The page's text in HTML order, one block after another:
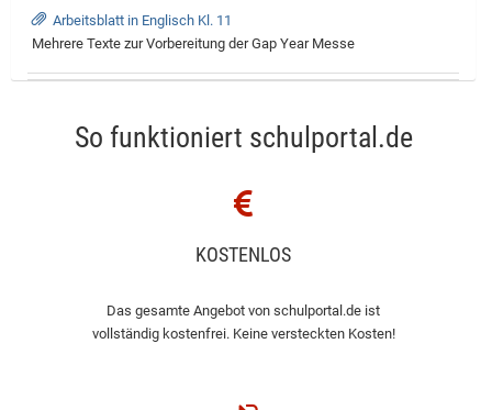
Arbeitsblatt in Englisch Kl. 11
Mehrere Texte zur Vorbereitung der Gap Year Messe
So funktioniert schulportal.de
KOSTENLOS
Das gesamte Angebot von schulportal.de ist
vollständig kostenfrei. Keine versteckten Kosten!